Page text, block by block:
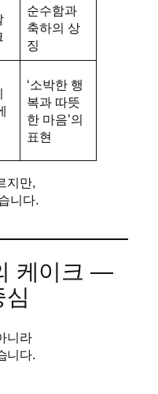
순수함과
축하의 상
징
‘소박한 행
복과 따뜻
한 마음’의
표현
지만,
니다.
케이크 —
니라
니다.